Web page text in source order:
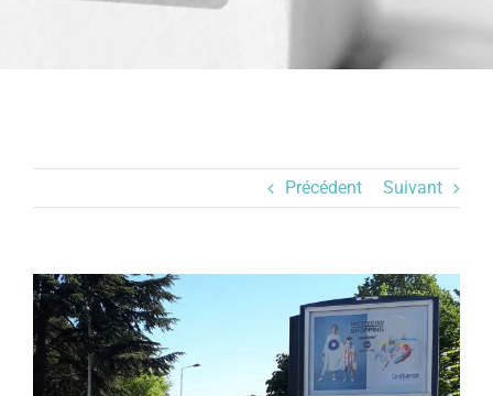
Précédent Suivant
Voir
l'image
agrandie